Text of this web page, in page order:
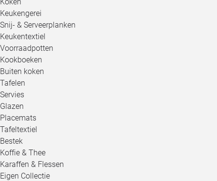
Keukengerei
Snij- & Serveerplanken
Keukentextiel
Voorraadpotten
Kookboeken
Buiten koken
Tafelen
Servies
Glazen
Placemats
Tafeltextiel
Bestek
Koffie & Thee
Karaffen & Flessen
Eigen Collectie